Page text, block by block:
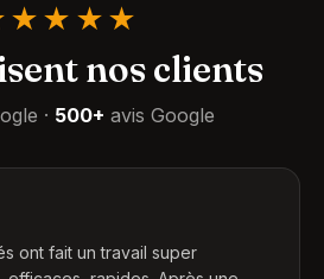
nos clients
· 500+ avis Google
ont fait un travail super